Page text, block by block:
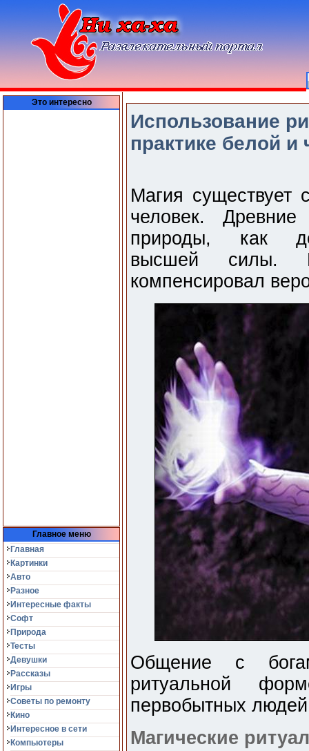
Это интересно
Главное меню
Главная
Картинки
Авто
Разное
Интересные факты
Софт
Природа
Тесты
Девушки
Рассказы
Игры
Советы по ремонту
Кино
Интересное в сети
Компьютеры
Использование
практике белой
Магия существует
человек.
природы, как
высшей силы.
компенсировал
Общение с
ритуальной
первобытных
Магические